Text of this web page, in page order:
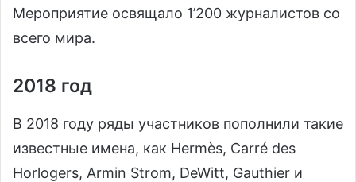
Мероприятие освящало 1’200 журналистов со
всего мира.
2018 год
В 2018 году ряды участников пополнили такие
известные имена, как Hermès, Carré des
Horlogers, Armin Strom, DeWitt, Gauthier и